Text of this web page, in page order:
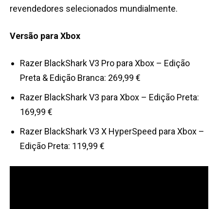
revendedores selecionados mundialmente.
Versão para Xbox
Razer BlackShark V3 Pro para Xbox – Edição
Preta & Edição Branca: 269,99 €
Razer BlackShark V3 para Xbox – Edição Preta:
169,99 €
Razer BlackShark V3 X HyperSpeed para Xbox –
Edição Preta: 119,99 €